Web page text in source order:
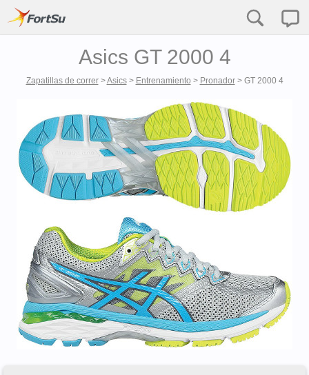
Asics GT 2000 4
Zapatillas de correr>Asics> Entrenamiento > Pronador> GT 2000 4